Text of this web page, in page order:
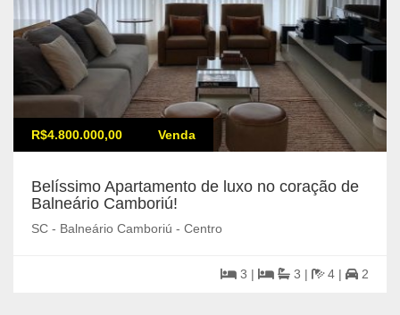
R$4.800.000,00 Venda
Belíssimo Apartamento de luxo no coração de
Balneário Camboriú!
SC - Balneário Camboriú - Centro
3 | 3 | 4 | 2